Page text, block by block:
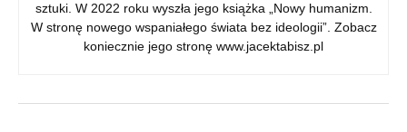
sztuki. W 2022 roku wyszła jego książka „Nowy humanizm.
W stronę nowego wspaniałego świata bez ideologii”. Zobacz
koniecznie jego stronę www.jacektabisz.pl